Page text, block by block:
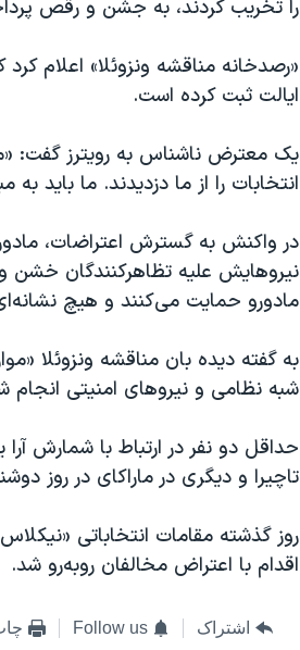
را تخریب کردند، به جشن و رقص
ایالت ثبت کرده است.
یک معترض ناشناس به رویترز گفت:
انتخابات را از ما دزدیدند. ما باید به
در واکنش به گسترش اعتراضات،
نیروهایش علیه تظاهرکنندگان
مادورو حمایت می‌کنند و هیچ
به گفته دیده بان مناقشه ونزوئلا
شبه نظامی و نیروهای امنیتی
حداقل دو نفر در ارتباط با شمارش
تاچیرا و دیگری در ماراکای در روز
روز گذشته مقامات انتخاباتی «نیکلاس
اقدام با اعتراض مخالفان روبه‌رو شد.
اشتراک Follow us